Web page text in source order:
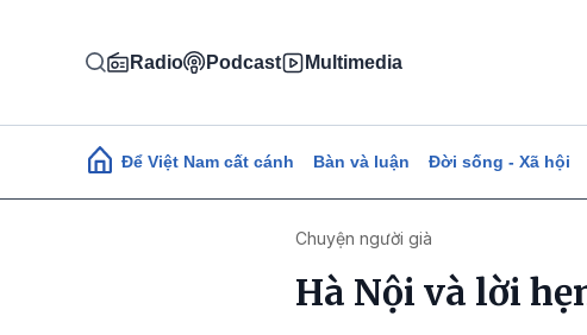
Radio Podcast Multimedia
Main navigation
Để Việt Nam cất cánh Bàn và luận Đời sống - Xã hội
Chuyện người già
Hà Nội và lời